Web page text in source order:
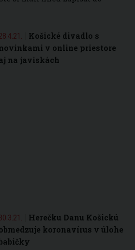
Košické divadlo s
v online priestore
na javiskách
Herečku Danu Košickú
koronavírus v úlohe